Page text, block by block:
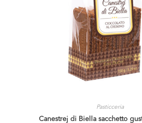
Pasticceria
Canestrej di Biella sacchetto